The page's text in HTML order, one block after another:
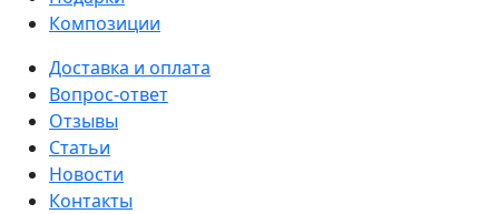
Композиции
Доставка и оплата
Вопрос-ответ
Отзывы
Статьи
Новости
Контакты